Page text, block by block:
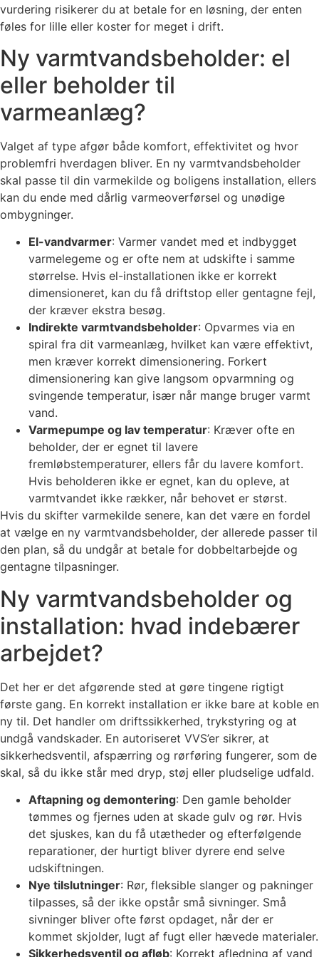
vurdering risikerer du at betale for en løsning, der enten
føles for lille eller koster for meget i drift.
Ny varmtvandsbeholder: el
eller beholder til
varmeanlæg?
Valget af type afgør både komfort, effektivitet og hvor
problemfri hverdagen bliver. En ny varmtvandsbeholder
skal passe til din varmekilde og boligens installation, ellers
kan du ende med dårlig varmeoverførsel og unødige
ombygninger.
El-vandvarmer: Varmer vandet med et indbygget
varmelegeme og er ofte nem at udskifte i samme
størrelse. Hvis el-installationen ikke er korrekt
dimensioneret, kan du få driftstop eller gentagne fejl,
der kræver ekstra besøg.
Indirekte varmtvandsbeholder: Opvarmes via en
spiral fra dit varmeanlæg, hvilket kan være effektivt,
men kræver korrekt dimensionering. Forkert
dimensionering kan give langsom opvarmning og
svingende temperatur, især når mange bruger varmt
vand.
Varmepumpe og lav temperatur: Kræver ofte en
beholder, der er egnet til lavere
fremløbstemperaturer, ellers får du lavere komfort.
Hvis beholderen ikke er egnet, kan du opleve, at
varmtvandet ikke rækker, når behovet er størst.
Hvis du skifter varmekilde senere, kan det være en fordel
at vælge en ny varmtvandsbeholder, der allerede passer til
den plan, så du undgår at betale for dobbeltarbejde og
gentagne tilpasninger.
Ny varmtvandsbeholder og
installation: hvad indebærer
arbejdet?
Det her er det afgørende sted at gøre tingene rigtigt
første gang. En korrekt installation er ikke bare at koble en
ny til. Det handler om driftssikkerhed, trykstyring og at
undgå vandskader. En autoriseret VVS’er sikrer, at
sikkerhedsventil, afspærring og rørføring fungerer, som de
skal, så du ikke står med dryp, støj eller pludselige udfald.
Aftapning og demontering: Den gamle beholder
tømmes og fjernes uden at skade gulv og rør. Hvis
det sjuskes, kan du få utætheder og efterfølgende
reparationer, der hurtigt bliver dyrere end selve
udskiftningen.
Nye tilslutninger: Rør, fleksible slanger og pakninger
tilpasses, så der ikke opstår små sivninger. Små
sivninger bliver ofte først opdaget, når der er
kommet skjolder, lugt af fugt eller hævede materialer.
Sikkerhedsventil og afløb: Korrekt afledning af vand